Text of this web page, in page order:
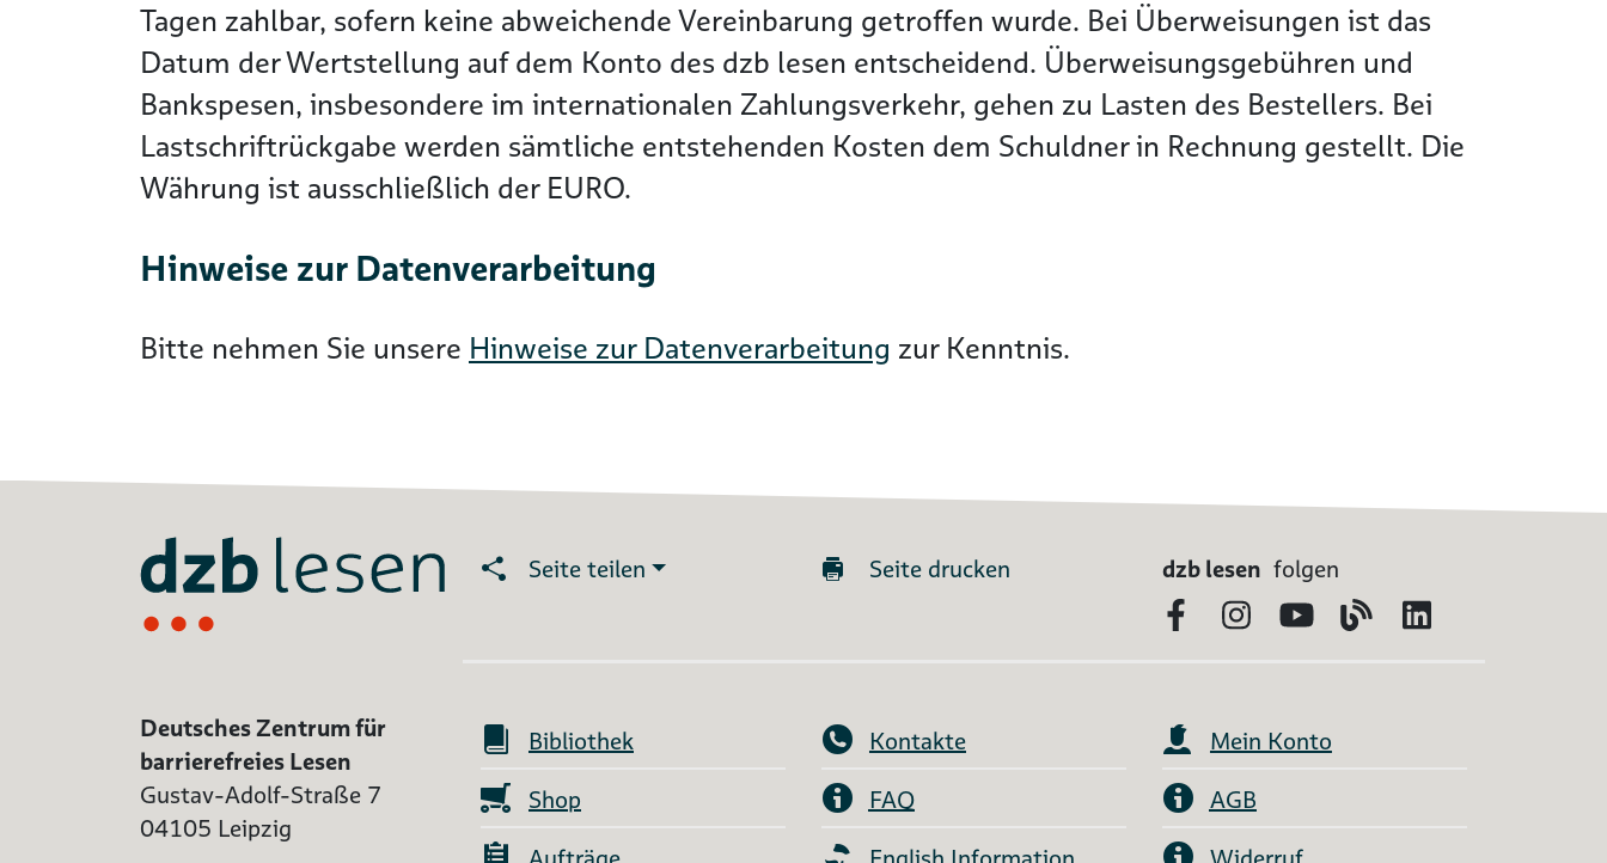
Tagen zahlbar, sofern keine abweichende Vereinbarung getroffen wurde. Bei Überweisungen ist das
Datum der Wertstellung auf dem Konto des dzb lesen entscheidend. Überweisungsgebühren und
Bankspesen, insbesondere im internationalen Zahlungsverkehr, gehen zu Lasten des Bestellers. Bei
Lastschriftrückgabe werden sämtliche entstehenden Kosten dem Schuldner in Rechnung gestellt. Die
Währung ist ausschließlich der EURO.
Hinweise zur Datenverarbeitung
Bitte nehmen Sie unsere Hinweise zur Datenverarbeitung zur Kenntnis.
Seite teilen Seite drucken dzb lesen folgen
FacebookInstagram
YouTubeBlog
Deutsches Zentrum für
barrierefreies Lesen
Gustav-Adolf-Straße 7
04105 Leipzig
Bibliothek Kontakte
Mein Konto
Shop
FAQ
AGB